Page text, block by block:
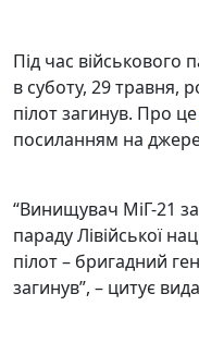
Під час військового
в суботу, 29 травня,
пілот загинув. Про це
посиланням на
“Винищувач МіГ-21
параду Лівійської
пілот – бригадний
загинув”, – цитує